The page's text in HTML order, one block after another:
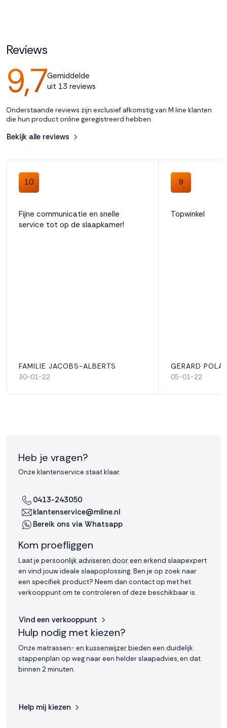
Weigeren
Reviews
9,7Gemiddelde
uit 13 reviews
Onderstaande reviews zijn exclusief afkomstig van M line klanten
die hun product online geregistreerd hebben.
Bekijk alle reviews
10
Fijne communicatie en snelle
service tot op de slaapkamer!
FAMILIE JACOBS-ALBERTS
30-01-22
9
Topwinkel
GERARD
05-01-22
Heb je vragen?
Onze klantenservice staat klaar.
0413-243050
klantenservice@mline.nl
Bereik ons via Whatsapp
Kom proefliggen
Laat je persoonlijk adviseren door een erkend slaapexpert
en vind jouw ideale slaapoplossing. Ben je op zoek naar
een specifiek product? Neem dan contact op met het
verkooppunt om te controleren of deze beschikbaar is.
Vind een verkooppunt
Hulp nodig met kiezen?
Onze matrassen- en kussenwijzer bieden een duidelijk
stappenplan op weg naar een helder slaapadvies, en dat
binnen 2 minuten.
Help mij kiezen